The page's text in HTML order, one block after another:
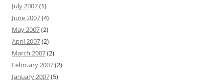
July 2007(1)
June 2007(4)
May 2007(2)
April 2007(2)
March 2007(2)
February 2007(2)
January 2007(5)